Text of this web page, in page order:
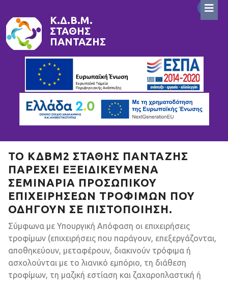
content
Κ.Δ.Β.Μ.
ΣΤΆΘΗΣ
ΠΑΝΤΑΖΉΣ
ΤΟ ΚΔΒΜ2 ΣΤΑΘΗΣ ΠΑΝΤΑΖΗΣ
ΠΑΡΈΧΕΙ ΕΞΕΙΔΙΚΕΥΜΈΝΑ
ΣΕΜΙΝΆΡΙΑ ΠΡΟΣΩΠΙΚΟΎ
ΕΠΙΧΕΙΡΉΣΕΩΝ ΤΡΟΦΊΜΩΝ ΠΟΥ
ΟΔΗΓΟΎΝ ΣΕ ΠΙΣΤΟΠΟΊΗΣΗ.
Σύμφωνα με Υπουργική Απόφαση οι επιχειρήσεις
τροφίμων (επιχειρήσεις που παράγουν, επεξεργάζονται,
αποθηκεύουν, μεταφέρουν, διακινούν τρόφιμα ή
ασχολούνται με το λιανικό εμπόριο, τη διάθεση
τροφίμων, τη μαζική εστίαση και ζαχαροπλαστική ή